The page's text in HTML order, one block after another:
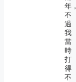
年，
不
過
我
當
時
打
得
不